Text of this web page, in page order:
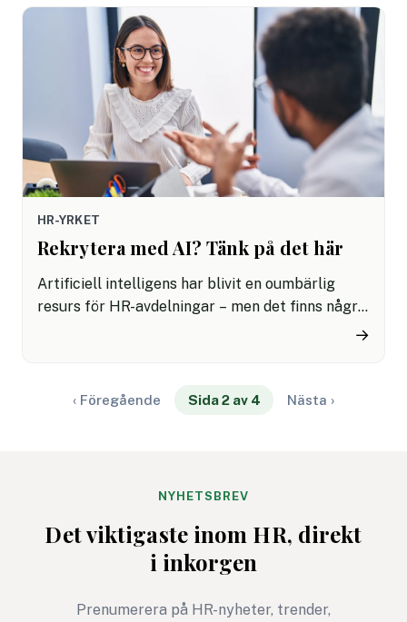
HR-YRKET
Rekrytera med AI? Tänk på det här
Artificiell intelligens har blivit en oumbärlig
resurs för HR-avdelningar – men det finns några
fördelarna och hitta till en lyckad process.
→
‹ Föregående Sida 2 av 4 Nästa ›
NYHETSBREV
Det viktigaste inom HR, direkt
i inkorgen
Prenumerera på HR-nyheter, trender,